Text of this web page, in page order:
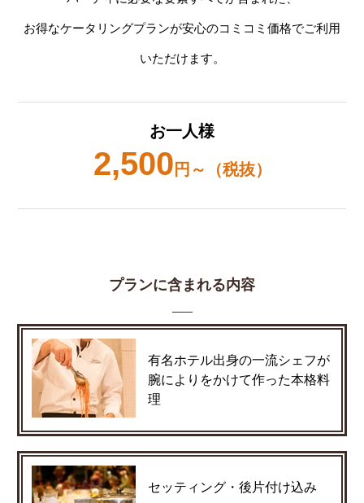
お得なケータリングプランが安心のコミコミ価格でご利用
いただけます。
お一人様
2,500 円～（税抜）
プランに含まれる内容
有名ホテル出身の一流シェフが
腕によりをかけて作った本格料
理
セッティング・後片付け込み